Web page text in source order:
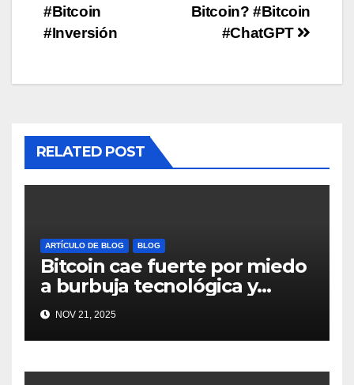
Bitcoin? #Bitcoin
#ChatGPT
#Bitcoin
#Inversión
RELATED POST
ARTÍCULO DE BLOG BLOG
Bitcoin cae fuerte por miedo
a burbuja tecnológica y
nervios en AI #crypto
#Bitcoin
NOV 21, 2025